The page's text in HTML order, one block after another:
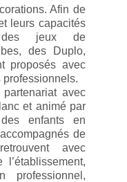
Afin de
leurs capacités
des jeux de
des Duplo,
proposés avec
professionnels.
avec
et animé par
enfants en
de
avec
professionnel,